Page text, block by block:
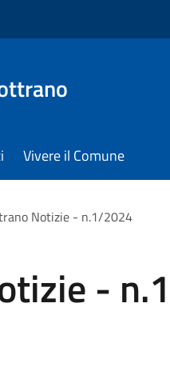
Vivere il Comune
Notizie - n.1/2024
-